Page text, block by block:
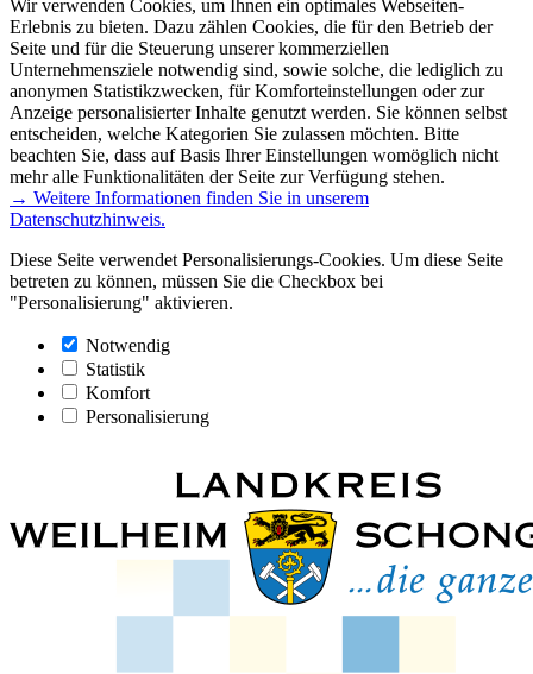
Wir verwenden Cookies, um Ihnen ein optimales Webseiten-
Erlebnis zu bieten. Dazu zählen Cookies, die für den Betrieb der
Seite und für die Steuerung unserer kommerziellen
Unternehmensziele notwendig sind, sowie solche, die lediglich zu
anonymen Statistikzwecken, für Komforteinstellungen oder zur
Anzeige personalisierter Inhalte genutzt werden. Sie können selbst
entscheiden, welche Kategorien Sie zulassen möchten. Bitte
beachten Sie, dass auf Basis Ihrer Einstellungen womöglich nicht
mehr alle Funktionalitäten der Seite zur Verfügung stehen.
→ Weitere Informationen finden Sie in unserem
Datenschutzhinweis.
Diese Seite verwendet Personalisierungs-Cookies. Um diese Seite
betreten zu können, müssen Sie die Checkbox bei
"Personalisierung" aktivieren.
Notwendig
Statistik
Komfort
Personalisierung